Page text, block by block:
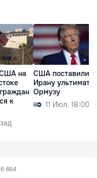
США на
к
США поставили
Ирану
Ормузу
11 Июл. 18:00
6 664